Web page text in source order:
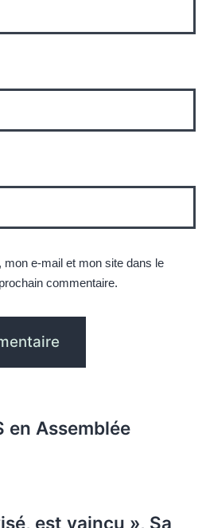
mon e-mail et mon site dans le
commentaire.
en Assemblée
est vaincu », Sa